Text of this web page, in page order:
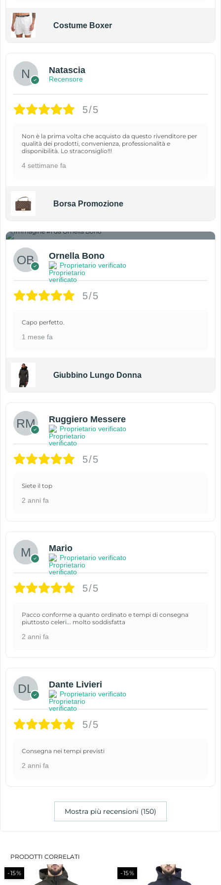
Costume Boxer
Natascia
Recensore
5/5
Non è la prima volta che acquisto da questo rivenditore per
qualità dei prodotti, convenienza, professionalità e
disponibilità. Lo straconsiglio!!!
4 settimane fa
Borsa Promozione
Ornella Bono
Proprietario verificato
5/5
Capo perfetto.
1 mese fa
Giubbino Lungo Donna
Ruggiero Messere
Proprietario verificato
5/5
Siete il top
2 anni fa
Mario
Proprietario verificato
5/5
Pacco conforme a quanto ordinato e tempi di consegna
piuttosto celeri... molto soddisfatta
2 anni fa
Dante Livieri
Proprietario verificato
5/5
Consegna nei tempi previsti
2 anni fa
Mostra più recensioni (150)
PRODOTTI CORRELATI
-15% -15%